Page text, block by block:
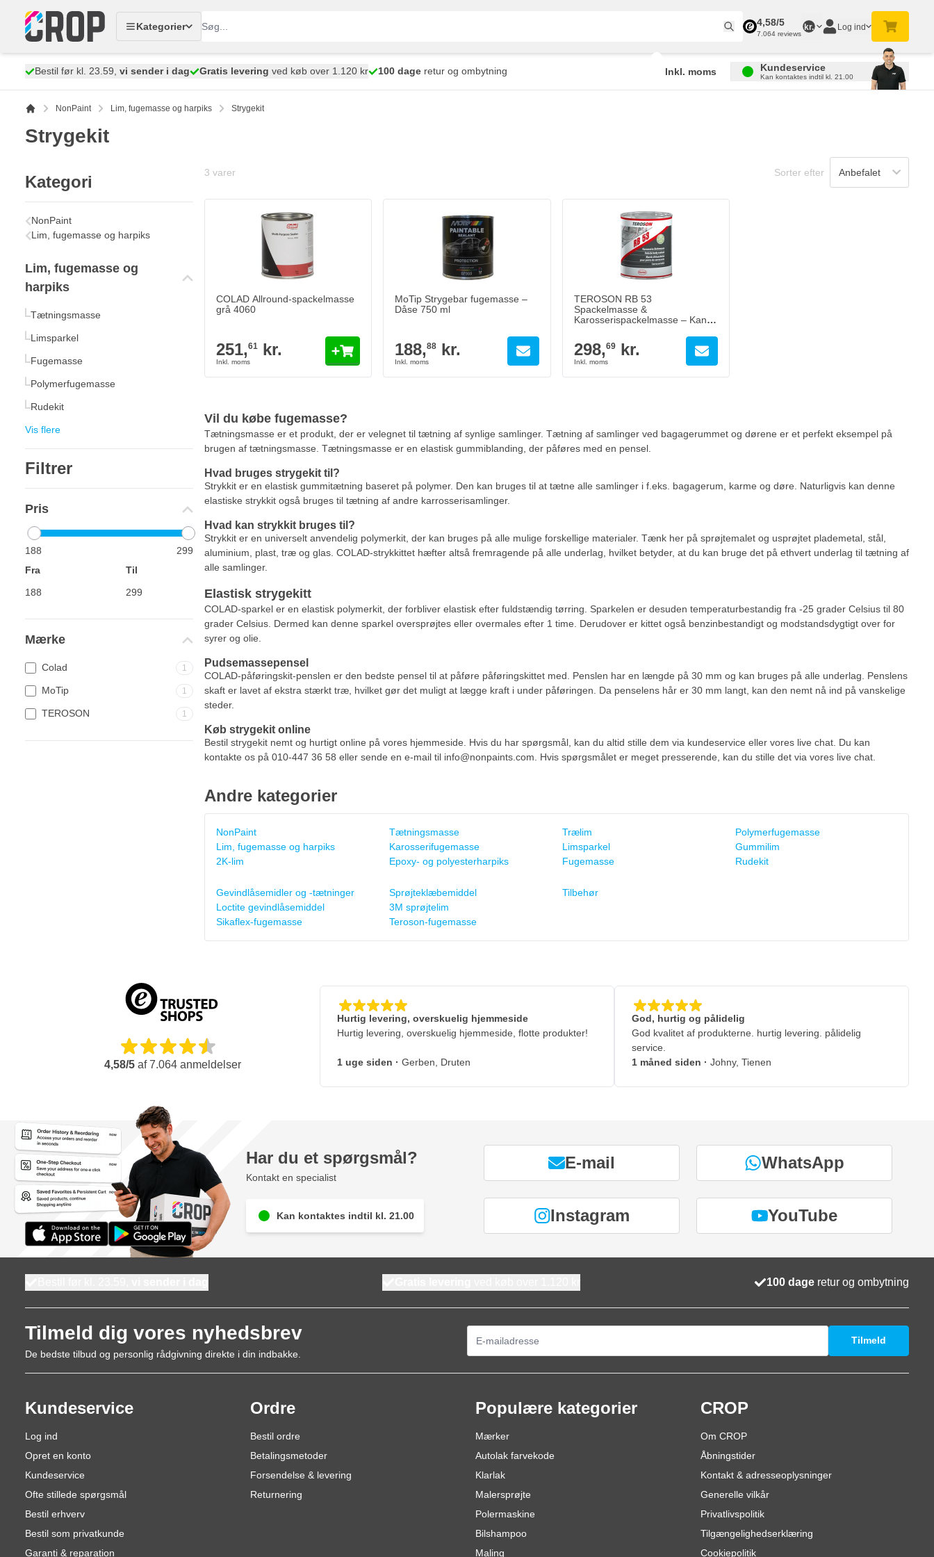
Kategorier
4,58/5
7.064 reviews
kr. Log ind
Bestil før kl. 23.59, vi sender i dag Gratis levering ved køb over 1.120 kr 100 dage retur og ombytning Inkl. moms Kundeservice
Kan kontaktes indtil kl. 21.00
NonPaint Lim, fugemasse og harpiks Strygekit
Strygekit
Kategori
NonPaint
Lim, fugemasse og harpiks
Lim, fugemasse og
harpiks
Tætningsmasse
Limsparkel
Fugemasse
Polymerfugemasse
Rudekit
Vis flere
Filtrer
Pris
188
299
Fra
Til
Mærke
Colad 1
MoTip 1
TEROSON 1
3 varer Sorter efter
COLAD Allround-spackelmasse
grå 4060
251,61kr.
MoTip Strygebar fugemasse –
Dåse 750 ml
188,88 kr.
TEROSON RB 53
Spackelmasse &
Karosserispackelmasse – Kan
298,69kr.
Vil du købe fugemasse?
Tætningsmasse er et produkt, der er velegnet til tætning af synlige samlinger. Tætning af samlinger ved bagagerummet og dørene er et perfekt eksempel på
brugen af tætningsmasse. Tætningsmasse er en elastisk gummiblanding, der påføres med en pensel.
Hvad bruges strygekit til?
Strykkit er en elastisk gummitætning baseret på polymer. Den kan bruges til at tætne alle samlinger i f.eks. bagagerum, karme og døre. Naturligvis kan denne
elastiske strykkit også bruges til tætning af andre karrosserisamlinger.
Hvad kan strykkit bruges til?
Strykkit er en universelt anvendelig polymerkit, der kan bruges på alle mulige forskellige materialer. Tænk her på sprøjtemalet og usprøjtet plademetal, stål,
aluminium, plast, træ og glas. COLAD-strykkittet hæfter altså fremragende på alle underlag, hvilket betyder, at du kan bruge det på ethvert underlag til tætning af
alle samlinger.
Elastisk strygekitt
COLAD-sparkel er en elastisk polymerkit, der forbliver elastisk efter fuldstændig tørring. Sparkelen er desuden temperaturbestandig fra -25 grader Celsius til 80
grader Celsius. Dermed kan denne sparkel oversprøjtes eller overmales efter 1 time. Derudover er kittet også benzinbestandigt og modstandsdygtigt over for
syrer og olie.
Pudsemassepensel
COLAD-påføringskit-penslen er den bedste pensel til at påføre påføringskittet med. Penslen har en længde på 30 mm og kan bruges på alle underlag. Penslens
skaft er lavet af ekstra stærkt træ, hvilket gør det muligt at lægge kraft i under påføringen. Da penselens hår er 30 mm langt, kan den nemt nå ind på vanskelige
steder.
Køb strygekit online
Bestil strygekit nemt og hurtigt online på vores hjemmeside. Hvis du har spørgsmål, kan du altid stille dem via kundeservice eller vores live chat. Du kan
kontakte os på 010-447 36 58 eller sende en e-mail til info@nonpaints.com . Hvis spørgsmålet er meget presserende, kan du stille det via vores live chat.
Andre kategorier
NonPaint
Lim, fugemasse og harpiks
2K-lim
Tætningsmasse
Karosserifugemasse
Epoxy- og polyesterharpiks
Trælim
Limsparkel
Fugemasse
Polymerfugemasse
Gummilim
Rudekit
Gevindlåsemidler og -tætninger
Loctite gevindlåsemiddel
Sikaflex-fugemasse
Sprøjteklæbemiddel
3M sprøjtelim
Teroson-fugemasse
Tilbehør
4,58/5af7.064anmeldelser
Hurtig levering, overskuelig hjemmeside
Hurtig levering, overskuelig hjemmeside, flotte produkter!
1 uge siden · Gerben, Druten
God, hurtig og pålidelig
God kvalitet af produkterne. hurtig levering. pålidelig
service.
1 måned siden · Johny, Tienen
Har du et spørgsmål?
Kontakt en specialist
Kan kontaktes indtil kl. 21.00
E-mail WhatsApp
Instagram YouTube
100 dage retur og ombytning
Tilmeld dig vores nyhedsbrev
De bedste tilbud og personlig rådgivning direkte i din indbakke.
Tilmeld
Kundeservice
Log ind
Opret en konto
Kundeservice
Ofte stillede spørgsmål
Bestil erhverv
Bestil som privatkunde
Garanti & reparation
Ordre
Bestil ordre
Betalingsmetoder
Forsendelse & levering
Returnering
Populære kategorier
Mærker
Autolak farvekode
Klarlak
Malersprøjte
Polermaskine
Bilshampoo
Maling
CROP
Om CROP
Åbningstider
Kontakt & adresseoplysninger
Generelle vilkår
Privatlivspolitik
Tilgængelighedserklæring
Cookiepolitik